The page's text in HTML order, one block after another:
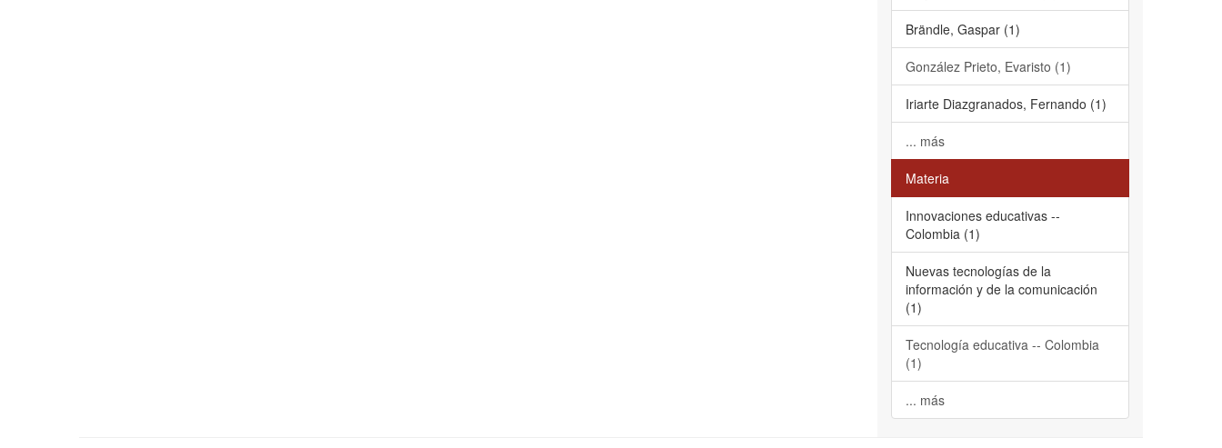
Brändle, Gaspar (1)
González Prieto, Evaristo (1)
Iriarte Diazgranados, Fernando (1)
... más
Materia
Innovaciones educativas --
Colombia (1)
Nuevas tecnologías de la
información y de la comunicación
(1)
Tecnología educativa -- Colombia
(1)
... más